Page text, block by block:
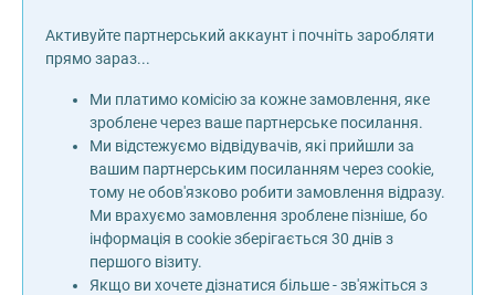
Активуйте партнерський аккаунт і почніть заробляти
прямо зараз...
Ми платимо комісію за кожне замовлення, яке
зроблене через ваше партнерське посилання.
Ми відстежуємо відвідувачів, які прийшли за
вашим партнерським посиланням через cookie,
тому не обов'язково робити замовлення відразу.
Ми врахуємо замовлення зроблене пізніше, бо
інформація в cookie зберігається 30 днів з
першого візиту.
Якщо ви хочете дізнатися більше - зв'яжіться з